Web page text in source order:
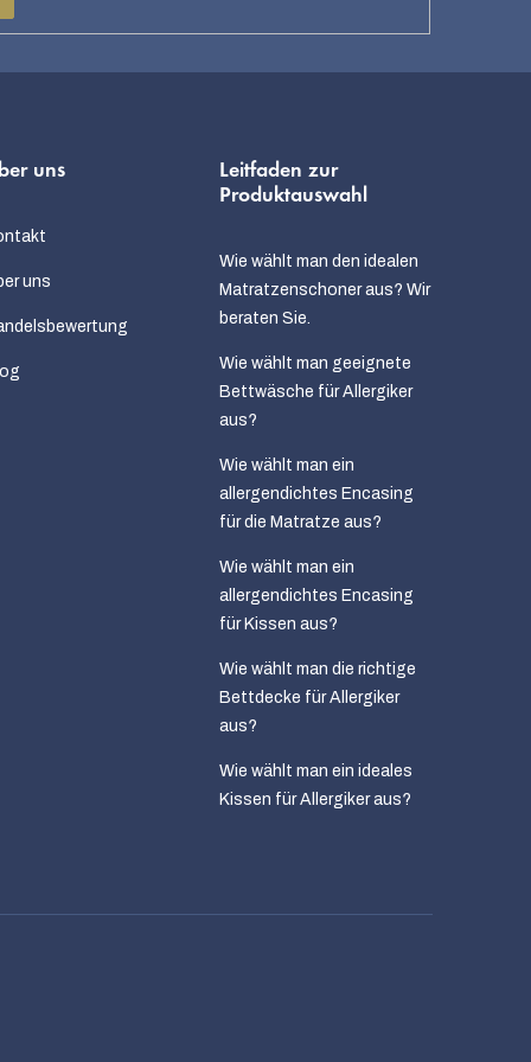
uns
uns
Leitfaden zur
Produktauswahl
Wie wählt man den idealen
Matratzenschoner aus? Wir
beraten Sie.
Wie wählt man geeignete
Bettwäsche für Allergiker
aus?
Wie wählt man ein
allergendichtes Encasing
für die Matratze aus?
Wie wählt man ein
allergendichtes Encasing
für Kissen aus?
Wie wählt man die richtige
Bettdecke für Allergiker
aus?
Wie wählt man ein ideales
Kissen für Allergiker aus?